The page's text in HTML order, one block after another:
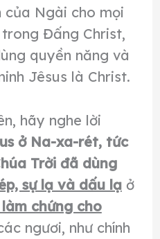
của Ngài cho mọi
Đấng Christ,
quyền năng và
Jêsus là Christ.
hãy nghe lời
ở Na-xa-rét, tức
Trời đã dùng
sự lạ và dấu lạở
chứng cho
ngươi, như chính